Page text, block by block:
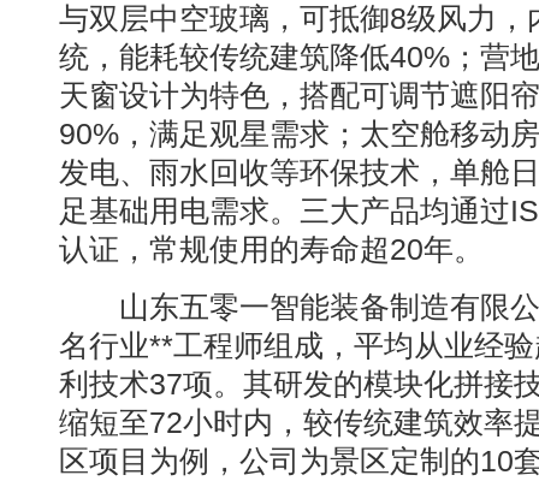
与双层中空玻璃，可抵御8级风力
统，能耗较传统建筑降低40%；营
天窗设计为特色，搭配可调节遮阳
90%，满足观星需求；太空舱移动
发电、雨水回收等环保技术，单舱
足基础用电需求。三大产品均通过
认证，常规使用的寿命超20年。
山东五零一智能装备制造有限公
名行业**工程师组成，平均从业经
利技术37项。其研发的模块化拼接
缩短至72小时内，较传统建筑效率
区项目为例，公司为景区定制的10